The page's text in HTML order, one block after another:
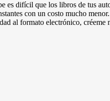
es difícil que los libros de tus
con un costo mucho
al formato electrónico, créeme